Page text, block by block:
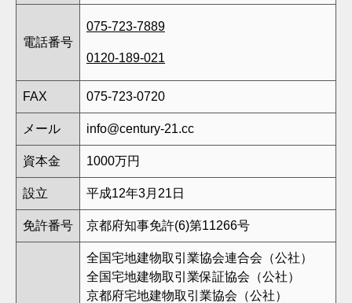
電話番号
075-723-7889
0120-189-021
FAX 075-723-0720
メール info@century-21.cc
資本金 1000万円
設立 平成12年3月21日
免許番号 京都府知事免許(6)第11266号
全国宅地建物取引業協会連合会（公社）
全国宅地建物取引業保証協会（公社）
京都府宅地建物取引業協会（公社）